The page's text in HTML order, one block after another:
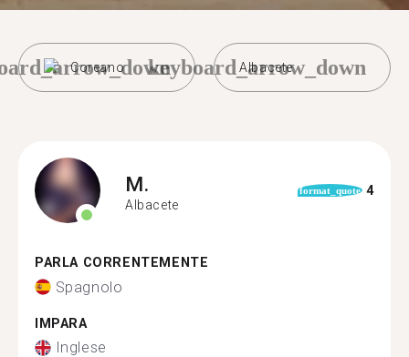
Coreano Albacete
keyboard_arrow_down
M.
Albacete
format_quote 4
PARLA CORRENTEMENTE
Spagnolo
IMPARA
Inglese